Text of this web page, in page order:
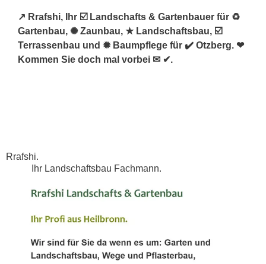
↗️ Rrafshi, Ihr ☑️ Landschafts & Gartenbauer für ♻
Gartenbau, ✺ Zaunbau, ★ Landschaftsbau, ☑️
Terrassenbau und ✹ Baumpflege für ✔️ Otzberg. ❤
Kommen Sie doch mal vorbei ✉ ✔.
Rrafshi.
Ihr Landschaftsbau Fachmann.